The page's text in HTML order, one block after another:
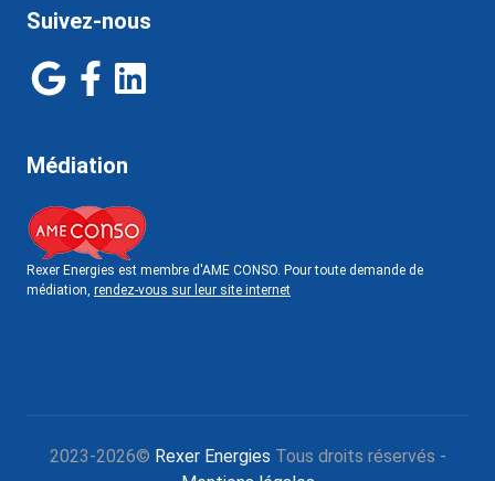
Suivez-nous
Médiation
Rexer Energies est membre d'AME CONSO. Pour toute demande de
médiation, rendez-vous sur leur site internet
2023-2026© Rexer Energies Tous droits réservés -